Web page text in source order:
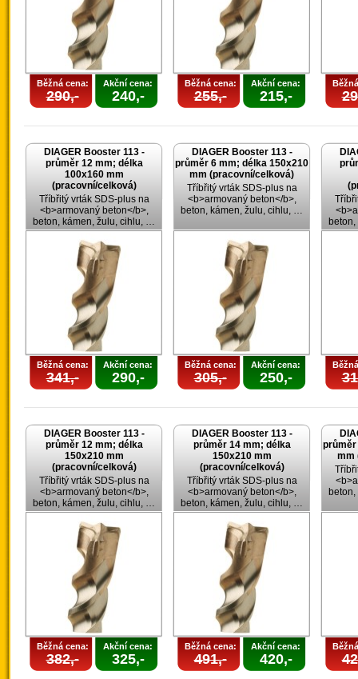
Běžná cena:
290,-
Akční cena:
240,-
Běžná cena:
255,-
Akční cena:
215,-
DIAGER Booster 113 -
průměr 12 mm; délka
100x160 mm
(pracovní/celková)
Tříbřitý vrták SDS-plus na
<b>armovaný beton</b>,
beton, kámen, žulu, cihlu, …
Běžná cena:
341,-
Akční cena:
290,-
DIAGER Booster 113 -
průměr 6 mm; délka 150x210
mm (pracovní/celková)
Tříbřitý vrták SDS-plus na
<b>armovaný beton</b>,
beton, kámen, žulu, cihlu, …
Běžná cena:
305,-
Akční cena:
250,-
DIAGER Booster 113 -
průměr 12 mm; délka
150x210 mm
(pracovní/celková)
Tříbřitý vrták SDS-plus na
<b>armovaný beton</b>,
beton, kámen, žulu, cihlu, …
Běžná cena:
382,-
Akční cena:
325,-
DIAGER Booster 113 -
průměr 14 mm; délka
150x210 mm
(pracovní/celková)
Tříbřitý vrták SDS-plus na
<b>armovaný beton</b>,
beton, kámen, žulu, cihlu, …
Běžná cena:
491,-
Akční cena:
420,-
průměr
mm